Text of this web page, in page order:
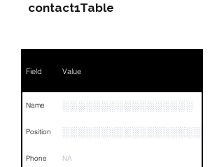
contact1Table
Field Value
Name ░░░░░░░░░░░░░░░░░
Position
Phone NA